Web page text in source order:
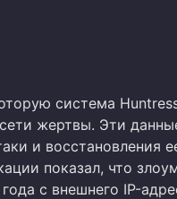
система
жертвы. Эти
и восстановления
показал, что
с внешнего IP-